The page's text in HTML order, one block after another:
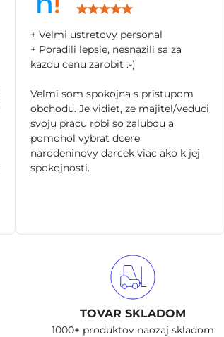
+ Velmi ustretovy personal
+ Poradili lepsie, nesnazili sa za
kazdu cenu zarobit :-)
Velmi som spokojna s pristupom
obchodu. Je vidiet, ze majitel/veduci
svoju pracu robi so zalubou a
pomohol vybrat dcere
narodeninovy darcek viac ako k jej
spokojnosti.
TOVAR SKLADOM
1000+ produktov naozaj skladom